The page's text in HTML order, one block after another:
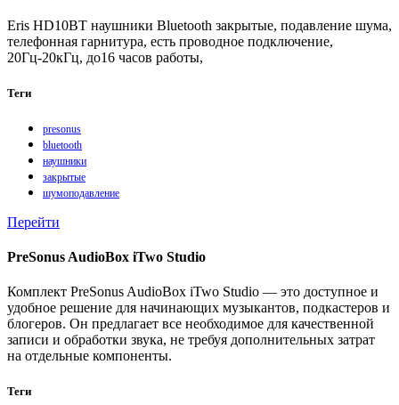
Eris HD10BT наушники Bluetooth закрытые, подавление шума,
телефонная гарнитура, есть проводное подключение,
20Гц-20кГц, до16 часов работы,
Теги
presonus
bluetooth
наушники
закрытые
шумоподавление
Перейти
PreSonus AudioBox iTwo Studio
Комплект PreSonus AudioBox iTwo Studio — это доступное и
удобное решение для начинающих музыкантов, подкастеров и
блогеров. Он предлагает все необходимое для качественной
записи и обработки звука, не требуя дополнительных затрат
на отдельные компоненты.
Теги